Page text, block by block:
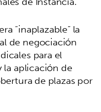
“inaplazable” la
de negociación
para el
aplicación de
de plazas por